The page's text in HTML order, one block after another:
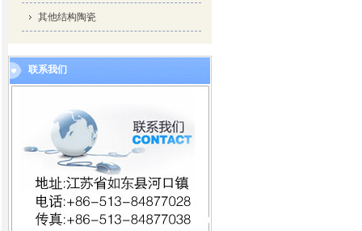
其他结构陶瓷
联系我们